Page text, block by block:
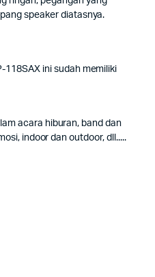
speaker diatasnya.
118SAX ini sudah memiliki
acara hiburan, band dan
indoor dan outdoor, dll.....